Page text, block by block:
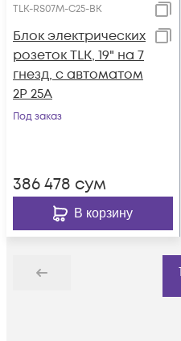
TLK-RS07M-C25-BK
Блок электрических
розеток TLK, 19" на 7
гнезд, с автоматом
2P 25A
Под заказ
386 478 сум
В корзину
Назад
1